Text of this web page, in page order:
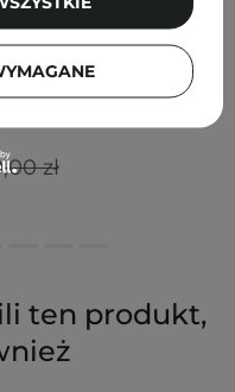
Poremizing Clear
zł
ten produkt,